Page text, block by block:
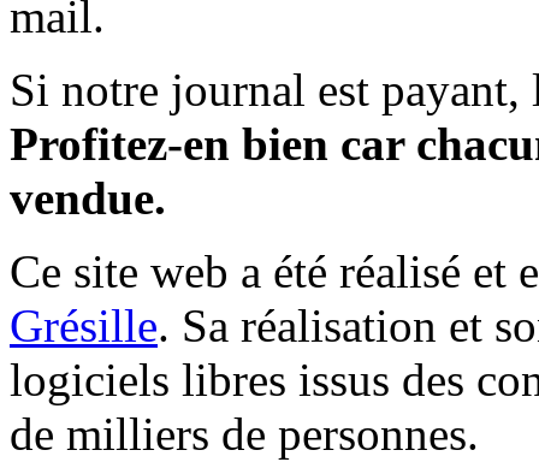
mail.
Si notre journal est payant,
Profitez-en bien car
vendue.
Ce site web a été réalisé et
Grésille. Sa réalisation et
logiciels libres issus des
de milliers de personnes.